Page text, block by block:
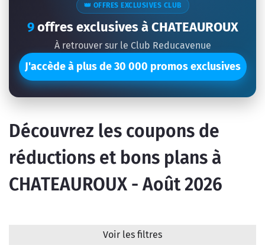
👑 OFFRES EXCLUSIVES CLUB
9offres exclusives à CHATEAUROUX
À retrouver sur le Club Reducavenue
J'accède à plus de 30 000 promos exclusives
Découvrez les coupons de
réductions et bons plans à
CHATEAUROUX - Août 2026
Voir les filtres